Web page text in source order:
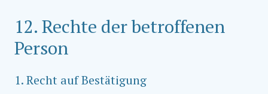
12. Rechte der betroffenen
Person
1. Recht auf Bestätigung